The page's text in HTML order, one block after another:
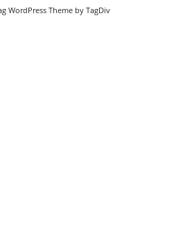
WordPress Theme by TagDiv